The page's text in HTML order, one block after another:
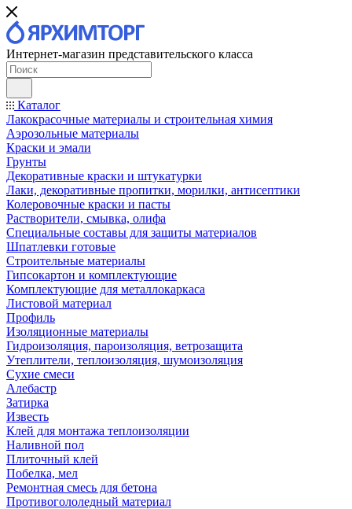
Интернет-магазин представительского класса
Каталог
Лакокрасочные материалы и строительная химия
Аэрозольные материалы
Краски и эмали
Грунты
Декоративные краски и штукатурки
Лаки, декоративные пропитки, морилки, антисептики
Колеровочные краски и пасты
Растворители, смывка, олифа
Специальные составы для защиты материалов
Шпатлевки готовые
Строительные материалы
Гипсокартон и комплектующие
Комплектующие для металлокаркаса
Листовой материал
Профиль
Изоляционные материалы
Гидроизоляция, пароизоляция, ветрозащита
Утеплители, теплоизоляция, шумоизоляция
Сухие смеси
Алебастр
Затирка
Известь
Клей для монтажа теплоизоляции
Наливной пол
Плиточный клей
Побелка, мел
Ремонтная смесь для бетона
Противогололедный материал